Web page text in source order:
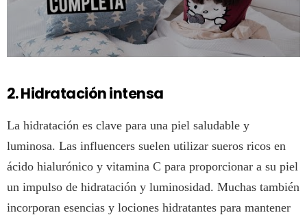
2. Hidratación intensa
La hidratación es clave para una piel saludable y
luminosa. Las influencers suelen utilizar sueros ricos en
ácido hialurónico y vitamina C para proporcionar a su piel
un impulso de hidratación y luminosidad. Muchas también
incorporan esencias y lociones hidratantes para mantener